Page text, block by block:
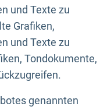
und Texte zu
Grafiken,
und Texte zu
Tondokumente,
genannten